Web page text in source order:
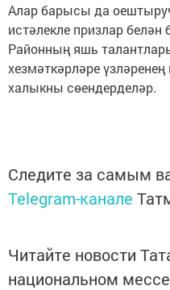
Алар барысы да
истәлекле призлар белән
Районның яшь
хезмәткәрләре
халыкны сөендерделәр.
Следите за самым
Telegram-канале
Читайте новости
национальном